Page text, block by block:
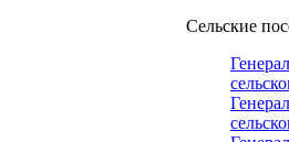
Сельские